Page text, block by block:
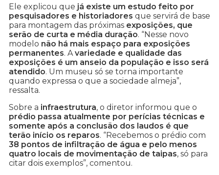
Ele explicou que já existe um estudo feito por
pesquisadores e historiadores que servirá de base
para montagem das próximas exposições, que
serão de curta e média duração. “Nesse novo
modelo não há mais espaço para exposições
permanentes. Avariedade e qualidade das
exposições é um anseio da população e isso será
atendido. Um museu só se torna importante
quando expressa o que a sociedade almeja”,
ressalta.
Sobre a infraestrutura, o diretor informou que o
prédio passa atualmente por perícias técnicas e
somente após a conclusão dos laudos é que
terão início os reparos. “Recebemos o prédio com
38 pontos de infiltração de água e pelo menos
quatro locais de movimentação de taipas, só para
citar dois exemplos”, comentou.